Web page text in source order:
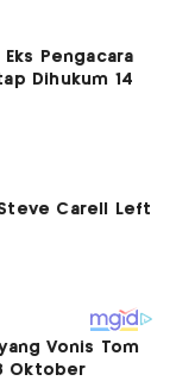
Eks Pengacara
Dihukum 14
Vonis Tom
Oktober